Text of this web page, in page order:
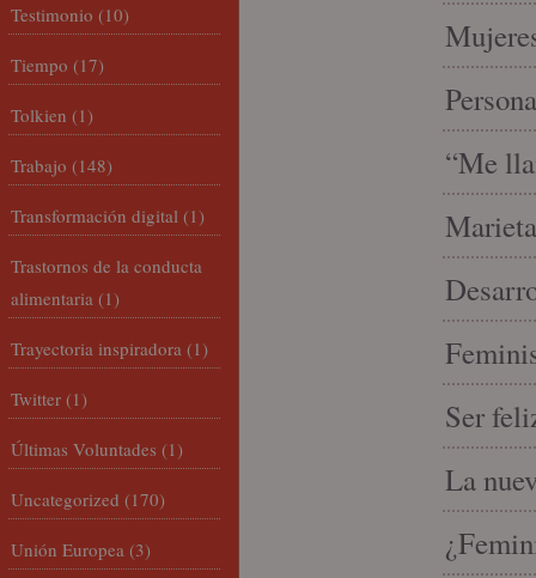
“Me
Ser
La
Testimonio (10)
Tiempo (17)
Tolkien (1)
Trabajo (148)
Transformación digital (1)
Trastornos de la conducta
alimentaria (1)
Trayectoria inspiradora (1)
Twitter (1)
Últimas Voluntades (1)
Uncategorized (170)
Unión Europea (3)